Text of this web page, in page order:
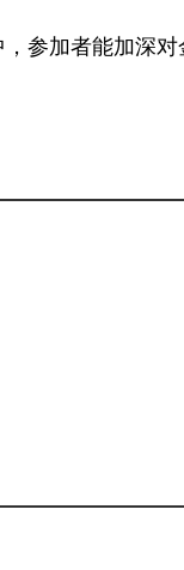
参加者能加深